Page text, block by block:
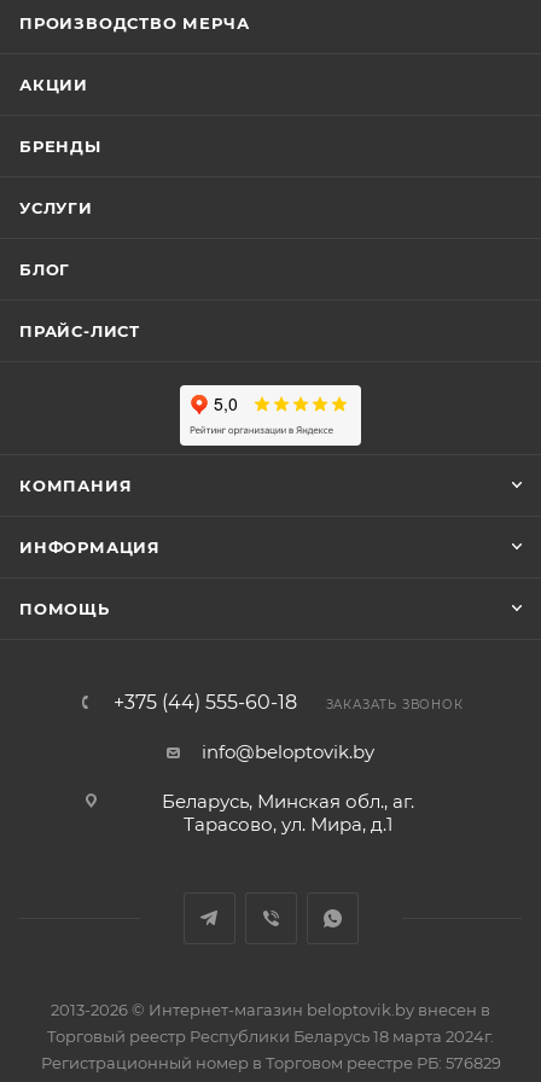
ПРОИЗВОДСТВО МЕРЧА
АКЦИИ
БРЕНДЫ
УСЛУГИ
БЛОГ
ПРАЙС-ЛИСТ
КОМПАНИЯ
ИНФОРМАЦИЯ
ПОМОЩЬ
+375 (44) 555-60-18 ЗАКАЗАТЬ ЗВОНОК
info@beloptovik.by
Беларусь, Минская обл., аг.
Тарасово, ул. Мира, д.1
2013-2026 © Интернет-магазин beloptovik.by внесен в
Торговый реестр Республики Беларусь 18 марта 2024г.
Регистрационный номер в Торговом реестре РБ: 576829